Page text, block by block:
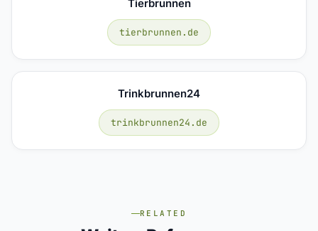
Tierbrunnen
tierbrunnen.de
Trinkbrunnen24
trinkbrunnen24.de
RELATED